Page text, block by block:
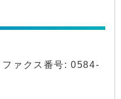
ァクス番号: 0584-